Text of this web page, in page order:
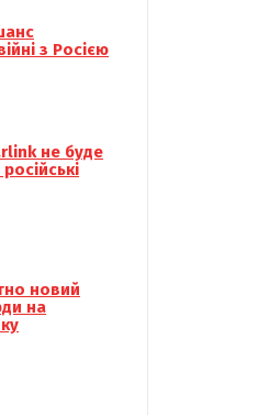
з Росією
не буде
новий
на